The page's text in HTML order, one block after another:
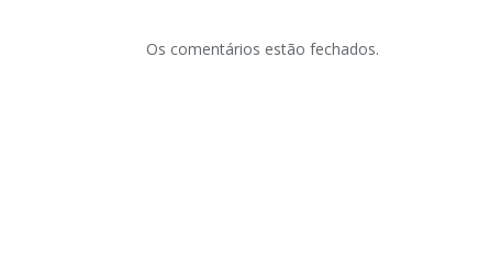
Os comentários estão fechados.